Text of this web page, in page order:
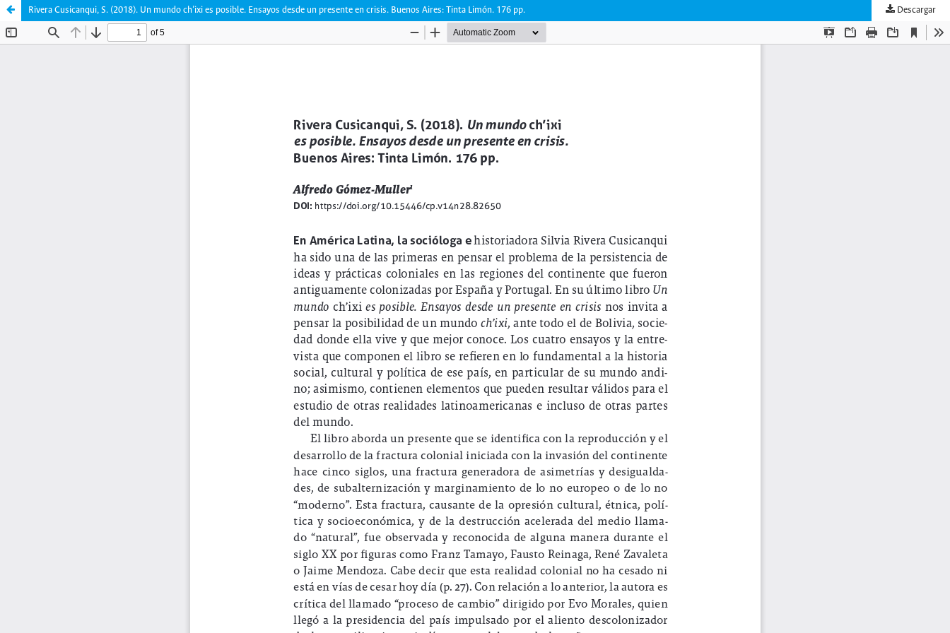
Rivera Cusicanqui, S. (2018). Un mundo ch’ixi es posible. Ensayos desde un presente en crisis. Buenos Aires: Tinta Limón. 176 pp. Descargar